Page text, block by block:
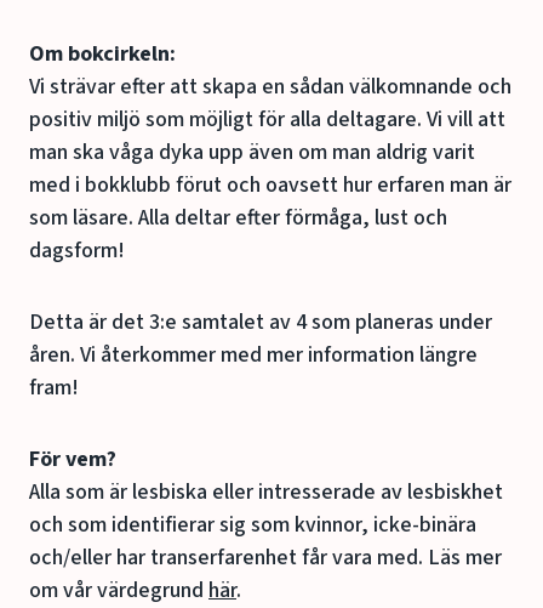
Om bokcirkeln:
Vi strävar efter att skapa en sådan välkomnande och
positiv miljö som möjligt för alla deltagare. Vi vill att
man ska våga dyka upp även om man aldrig varit
med i bokklubb förut och oavsett hur erfaren man är
som läsare. Alla deltar efter förmåga, lust och
dagsform!
Detta är det 3:e samtalet av 4 som planeras under
åren. Vi återkommer med mer information längre
fram!
För vem?
Alla som är lesbiska eller intresserade av lesbiskhet
och som identifierar sig som kvinnor, icke-binära
och/eller har transerfarenhet får vara med. Läs mer
om vår värdegrund här.